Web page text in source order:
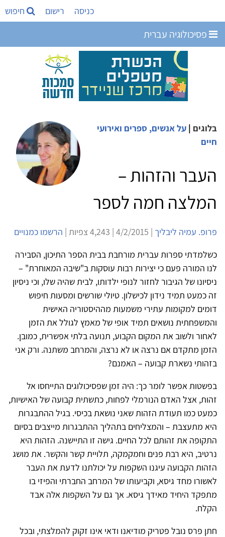
כניסה רישום חיפוש
פסיכולוגיה עברית
בלוגים | על אנשים, ספרים ואירועי
חיים
העבר והזהות –
המלצה חמה לספר
פרופ. עמיה ליבליך | 4/2/2015 | 4,243 צפיות |
הרשמו כמנויים
כשלמדתי ספרות עברית מורחבת בבית הספר התיכון, הסבירה
לנו המורה פעם כי יצירות רבות עוסקות ב"שיבה המאוחרת" –
ניסיונו של הגיבור לחזור לנופי ילדותו, לבית שהיה שלו, וכי ניסיון
זה כמעט תמיד נידון לכישלון. טיולי שורשים ומסעות חיפוש
דומים למקומות עתירי משמעות מההיסטוריה האישית
והמשפחתית נושאים תמיד אופי של מאמץ לגולל את הזמן
לאחור ולשוב את המקום הקבוע, תנועה בלתי אפשרית, כמובן.
הזמן מתקדם אם נרצה או לא נרצה, והמרחב משתנה. ורק אני
בזהותי נשארת קבועה – האמנם?
בפשטות אפשר לומר כך: היה זמן שפסיכולוגים התייחסו אל
זהות, אצל האדם הנורמלי לפחות, כתשתית קבועה של האישיות,
כמעט כמו תעודת הזהות שאני נושאת בכיסי. בגיל ההתבגרות
היא מתעצבת – והמצליחים בתהליך ההתבגרות מייצבים בסיום
התקופה את זהותם לכל החיים. גישה זו התיישנה. הזהות היא
נרטיב, היא רבת פנים וחמקמקה, תלויית קשר והקשר. את מושג
הזהות הקבועה עיגנו השקפות על יכולתנו לדעת את העבר
לאשורו מחד גיסא, וקביעותו של המרחב החברתי והפיזי בו
מתפקד היחיד מאידך גיסא. אך גם על השקפות אלה אבד
הקלח.
חתן פרס נובל פטריק מודיאנו ודאי אינו זקוק להמלצתי, ובכל